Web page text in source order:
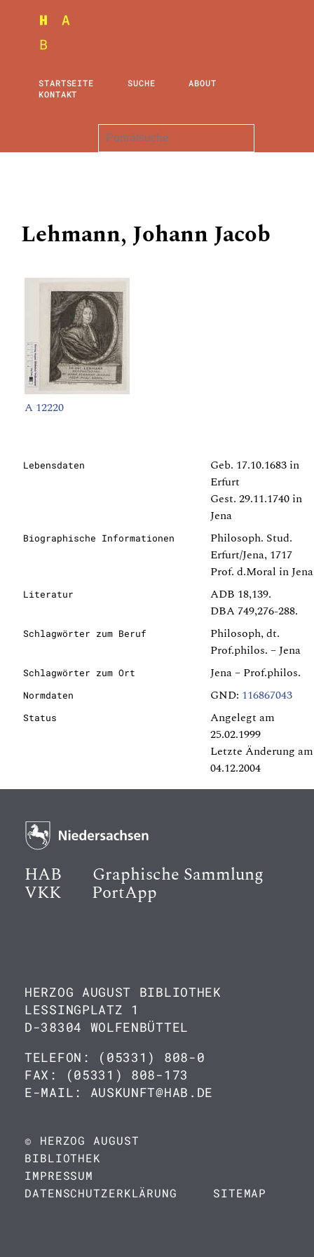
STARTSEITE SUCHE
ABOUT
KONTAKT
Lehmann, Johann Jacob
A 12220
Lebensdaten
Geb. 17.10.1683 in
Erfurt
Gest. 29.11.1740 in
Jena
Biographische Informationen
Philosoph. Stud.
Erfurt/Jena, 1717
Prof. d.Moral in
Literatur
ADB 18,139.
DBA 749,276-288.
Schlagwörter zum Beruf
Philosoph, dt.
Prof.philos. – Jena
Schlagwörter zum Ort Jena – Prof.philos.
Normdaten GND: 116867043
Status
Angelegt am
25.02.1999
Letzte Änderung am
04.12.2004
HAB Graphische Sammlung
VKK PortApp
HERZOG AUGUST BIBLIOTHEK
LESSINGPLATZ 1
D-38304 WOLFENBÜTTEL
TELEFON: (05331) 808-0
FAX: (05331) 808-173
E-MAIL: AUSKUNFT@HAB.DE
© HERZOG AUGUST
BIBLIOTHEK
IMPRESSUM
DATENSCHUTZERKLÄRUNG
SITEMAP